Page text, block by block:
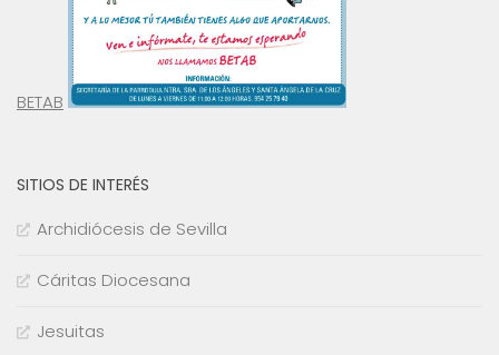
BETAB
SITIOS DE INTERÉS
Archidiócesis de Sevilla
Cáritas Diocesana
Jesuitas